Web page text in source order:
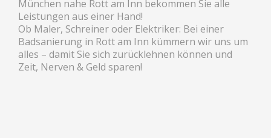
München nahe Rott am Inn bekommen Sie alle
Leistungen aus einer Hand!
Ob Maler, Schreiner oder Elektriker: Bei einer
Badsanierung in Rott am Inn kümmern wir uns um
alles – damit Sie sich zurücklehnen können und
Zeit, Nerven & Geld sparen!